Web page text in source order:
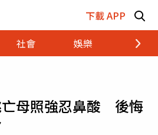
下載 APP
社會 娛樂 財經
亡母照強忍鼻酸 後悔